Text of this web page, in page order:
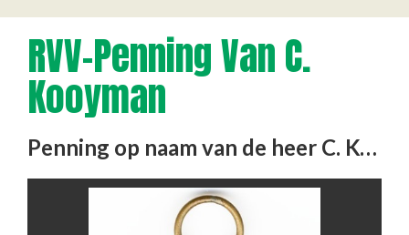
RVV-Penning Van C.
Kooyman
Penning op naam van de heer C. Kooyman, lid Knokploeg Zuid. "Raad van Verzet in het Koninkrijk der …